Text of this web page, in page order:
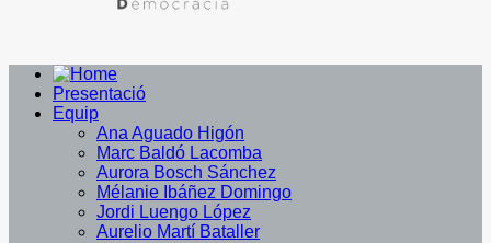
Presentació
Equip
Ana Aguado Higón
Marc Baldó Lacomba
Aurora Bosch Sánchez
Mélanie Ibáñez Domingo
Jordi Luengo López
Aurelio Martí Bataller